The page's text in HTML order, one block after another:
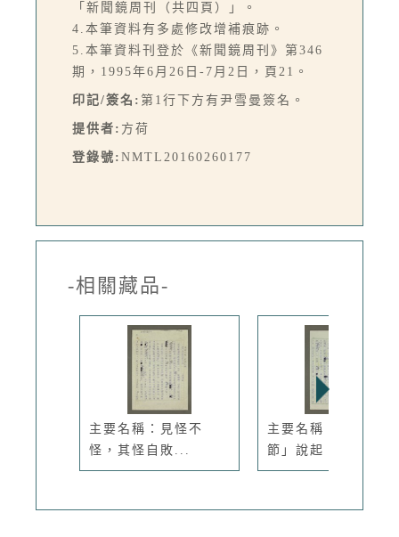
「新聞鏡周刊（共四頁）」。
4.本筆資料有多處修改增補痕跡。
5.本筆資料刊登於《新聞鏡周刊》第346
期，1995年6月26日-7月2日，頁21。
印記/簽名: 第1行下方有尹雪曼簽名。
提供者: 方荷
登錄號: NMTL20160260177
-相關藏品-
主要名稱：見怪不
怪，其怪自敗...
主要名稱：從「情人
節」說起